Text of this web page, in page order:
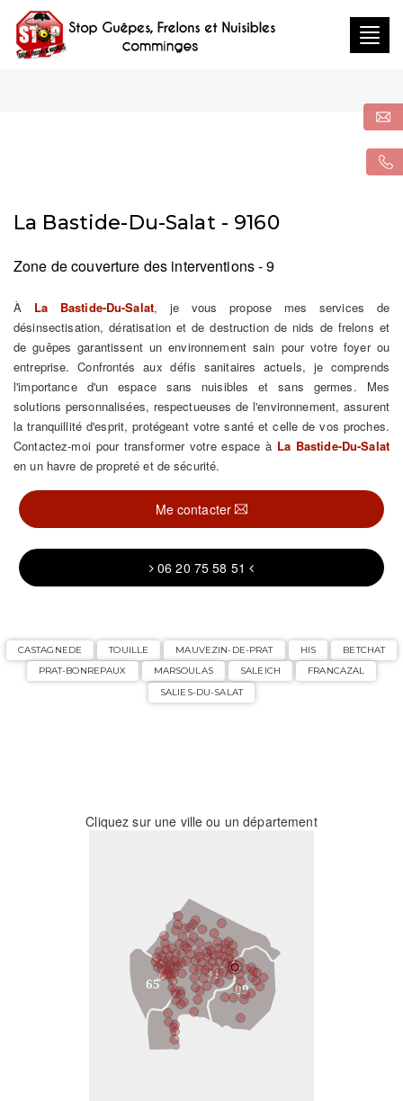
La Bastide-Du-Salat - 9160
Zone de couverture des interventions - 9
À La Bastide-Du-Salat, je vous propose mes services de
désinsectisation, dératisation et de destruction de nids de frelons et
de guêpes garantissent un environnement sain pour votre foyer ou
entreprise. Confrontés aux défis sanitaires actuels, je comprends
l'importance d'un espace sans nuisibles et sans germes. Mes
solutions personnalisées, respectueuses de l'environnement, assurent
la tranquillité d'esprit, protégeant votre santé et celle de vos proches.
Contactez-moi pour transformer votre espace à La Bastide-Du-Salat
en un havre de propreté et de sécurité.
Me contacter
06 20 75 58 51
CASTAGNEDE TOUILLE MAUVEZIN-DE-PRAT HIS
BETCHAT
PRAT-BONREPAUX
MARSOULAS SALEICH
FRANCAZAL
SALIES-DU-SALAT
Cliquez sur une ville ou un département
31
09
65